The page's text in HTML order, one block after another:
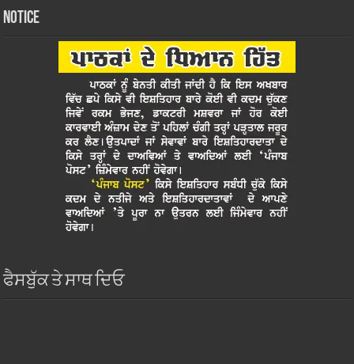
Notice
ਫੈਸਬੁੱਕ ਤੇ ਸਾਥ ਦਿਓ